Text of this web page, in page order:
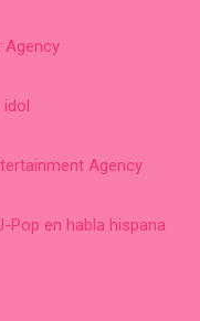
Agency
Agency
en habla hispana